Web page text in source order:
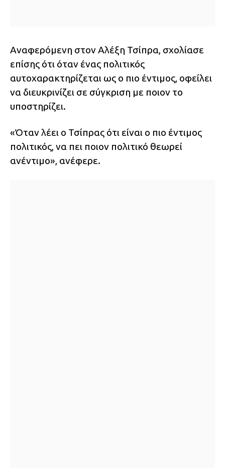
Αναφερόμενη στον Αλέξη Τσίπρα, σχολίασε
επίσης ότι όταν ένας πολιτικός
αυτοχαρακτηρίζεται ως ο πιο έντιμος, οφείλει
να διευκρινίζει σε σύγκριση με ποιον το
υποστηρίζει.
«Όταν λέει ο Τσίπρας ότι είναι ο πιο έντιμος
πολιτικός, να πει ποιον πολιτικό θεωρεί
ανέντιμο», ανέφερε.